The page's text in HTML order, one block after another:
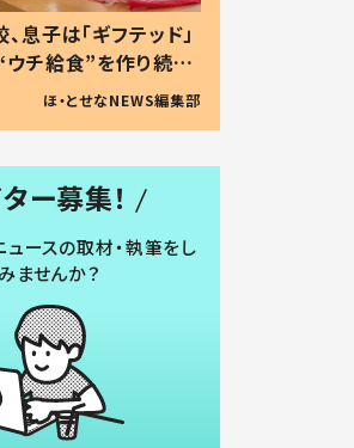
息子は「ギフテッド」
チ給食”を作り続け
和の親 #令和の子
ほ・とせなNEWS編集部
ー募集！
ュースの取材・執筆をし
ませんか？